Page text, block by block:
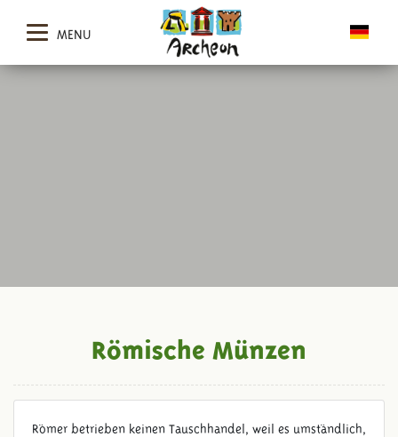
MENU
Römische Münzen
Römer betrieben keinen Tauschhandel, weil es umständlich,